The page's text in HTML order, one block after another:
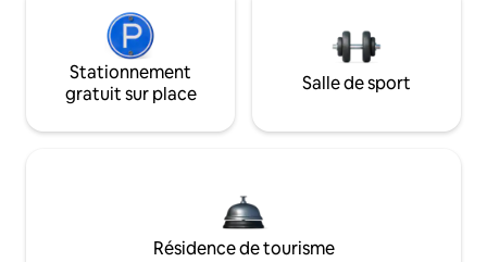
Stationnement
gratuit sur place
Salle de sport
Résidence de tourisme